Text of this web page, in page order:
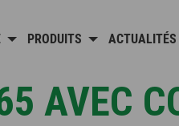
PRODUITS ACTUALITÉS
AVEC